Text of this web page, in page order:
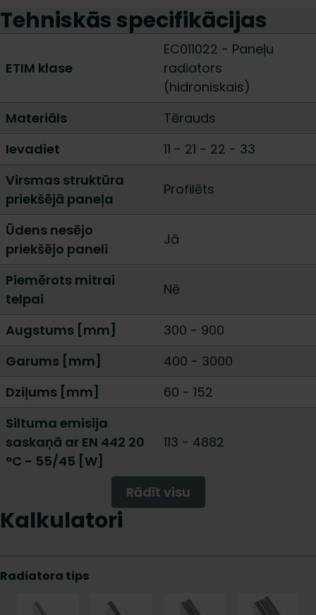
Tehniskās specifikācijas
ETIM klase
EC011022 - Paneļu
radiators
(hidroniskais)
Materiāls
Tērauds
Ievadiet
11 - 21 - 22 - 33
Virsmas struktūra
priekšējā paneļa
Profilēts
Ūdens nesējo
priekšējo paneli
Jā
Piemērots mitrai
telpai
Nē
Augstums [mm] 300 - 900
Garums [mm]
400 - 3000
Dziļums [mm]
60 - 152
Siltuma emisija
saskaņā ar EN 442 20
°C - 55/45 [W]
113 - 4882
Rādīt visu
Kalkulatori